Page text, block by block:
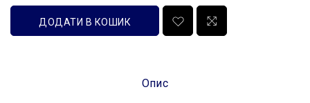
ДОДАТИ В КОШИК
Опис